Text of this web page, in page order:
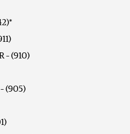
– (910)
(905)